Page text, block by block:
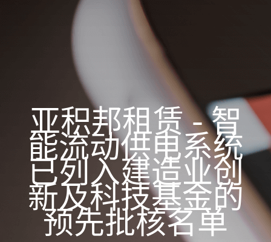
亚积邦租赁 - 智
能流动供电系统
已列入建造业创
新及科技基金的
预先批核名单